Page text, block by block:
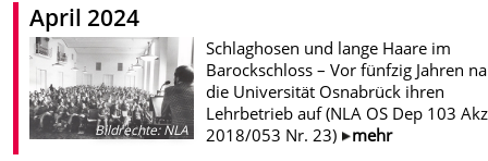
April 2024
Bildrechte:NLA
Schlaghosen und lange Haare im
Barockschloss – Vor fünfzig Jahren
die Universität Osnabrück ihren
Lehrbetrieb auf (NLA OS Dep 103
2018/053 Nr. 23)
mehr